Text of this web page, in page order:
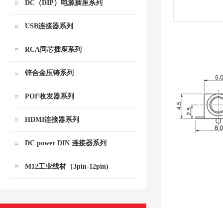
DC（DIP）电源插座系列
USB连接器系列
RCA同芯插座系列
锌合金压铸系列
POF收发器系列
HDMI连接器系列
DC power DIN 连接器系列
M12工业线材（3pin-12pin)